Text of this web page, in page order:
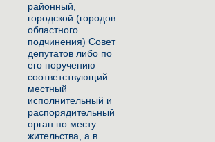
районный,
городской (городов
областного
подчинения) Совет
депутатов либо по
его поручению
соответствующий
местный
исполнительный и
распорядительный
орган по месту
жительства, а в